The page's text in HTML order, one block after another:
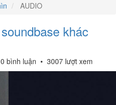
AUDIO
khác
0 bình luận • 3007 lượt xem